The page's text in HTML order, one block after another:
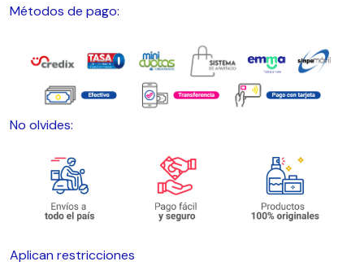
Métodos de pago:
No olvides:
Aplican restricciones